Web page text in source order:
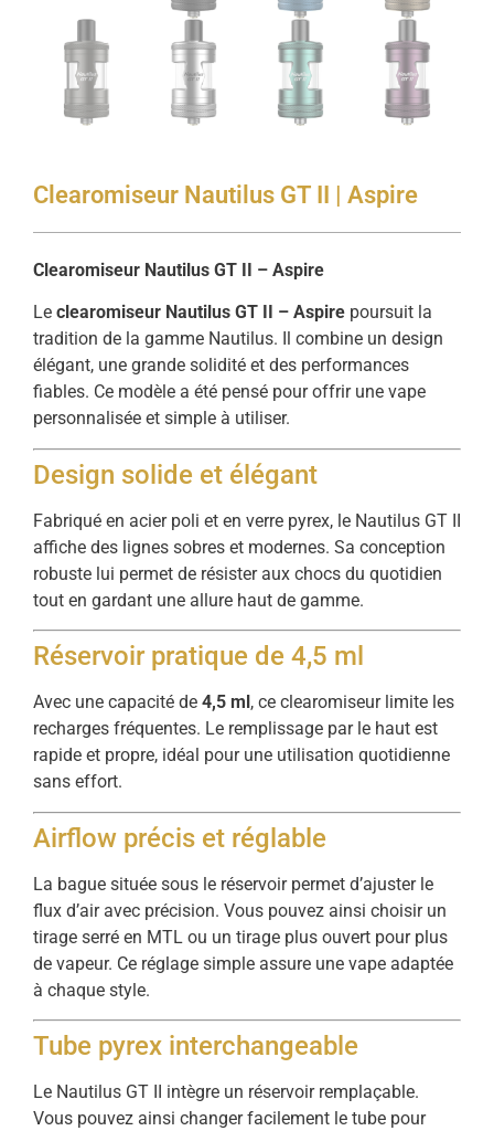
Clearomiseur Nautilus GT II | Aspire
Clearomiseur Nautilus GT II – Aspire
Le clearomiseur Nautilus GT II – Aspire poursuit la
tradition de la gamme Nautilus. Il combine un design
élégant, une grande solidité et des performances
fiables. Ce modèle a été pensé pour offrir une vape
personnalisée et simple à utiliser.
Design solide et élégant
Fabriqué en acier poli et en verre pyrex, le Nautilus GT II
affiche des lignes sobres et modernes. Sa conception
robuste lui permet de résister aux chocs du quotidien
tout en gardant une allure haut de gamme.
Réservoir pratique de 4,5 ml
Avec une capacité de 4,5 ml , ce clearomiseur limite les
recharges fréquentes. Le remplissage par le haut est
rapide et propre, idéal pour une utilisation quotidienne
sans effort.
Airflow précis et réglable
La bague située sous le réservoir permet d’ajuster le
flux d’air avec précision. Vous pouvez ainsi choisir un
tirage serré en MTL ou un tirage plus ouvert pour plus
de vapeur. Ce réglage simple assure une vape adaptée
à chaque style.
Tube pyrex interchangeable
Le Nautilus GT II intègre un réservoir remplaçable.
Vous pouvez ainsi changer facilement le tube pour